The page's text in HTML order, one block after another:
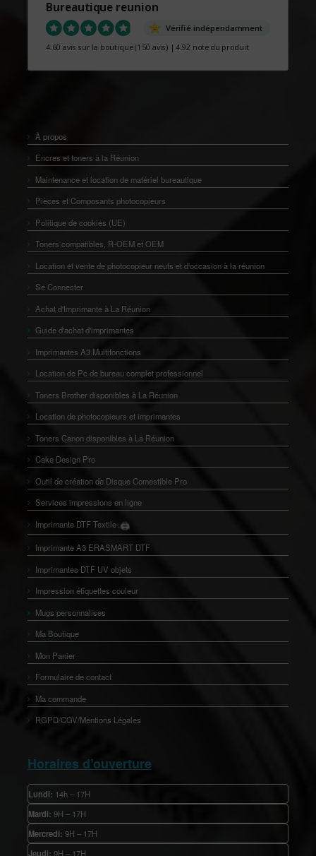
Bureautique reunion
Vérifié indépendamment
4.60 avis sur la boutique(150 avis) |4.92 note du produit
À propos
Encres et toners à la Réunion
Maintenance et location de matériel bureautique
Pièces et Composants photocopieurs
Politique de cookies (UE)
Toners compatibles, R-OEM et OEM
Location et vente de photocopieur neufs et d'occasion à la réunion
Se Connecter
Achat d'Imprimante à La Réunion
Guide d'achat d'imprimantes
Imprimantes A3 Multifonctions
Location de Pc de bureau complet professionnel
Toners Brother disponibles à La Réunion
Location de photocopieurs et imprimantes
Toners Canon disponibles à La Réunion
Cake Design Pro
Outil de création de Disque Comestible Pro
Services impressions en ligne
Imprimante DTF Textile 🖨️
👕
Imprimante A3 ERASMART DTF
Imprimantes DTF UV objets
Impression étiquettes couleur
Mugs personnalises
Ma Boutique
Mon Panier
Formulaire de contact
Ma commande
RGPD/CGV/Mentions Légales
Horaires d’ouverture
Lundi: 14h – 17H
Mardi: 9H – 17H
Mercredi: 9H – 17H
Jeudi: 9H – 17H